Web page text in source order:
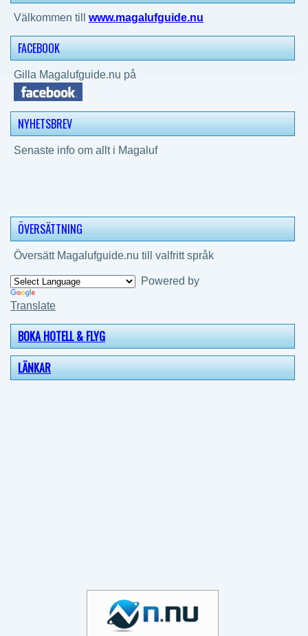
Välkommen till www.magalufguide.nu
FACEBOOK
Gilla Magalufguide.nu på
NYHETSBREV
Senaste info om allt i Magaluf
ÖVERSÄTTNING
Översätt Magalufguide.nu till valfritt språk
Powered by
Translate
BOKA HOTELL & FLYG
LÄNKAR